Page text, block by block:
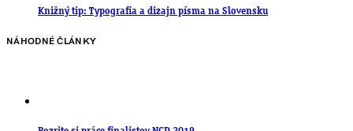
Knižný tip: Typografia a dizajn písma na Slovensku
NÁHODNÉ ČLÁNKY